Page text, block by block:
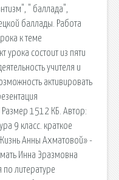
" баллада",
баллады. Работа
к теме
урока состоит из пяти
учителя и
активировать
1512 КБ. Автор:
9 класс. краткое
Анны Ахматовой» -
Инна Эразмовна
литературе